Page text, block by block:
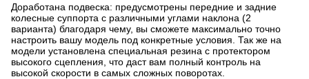
Доработана подвеска: предусмотрены передние и задние
колесные суппорта с различными углами наклона (2
варианта) благодаря чему, вы сможете максимально точно
настроить вашу модель под конкретные условия. Так же на
модели установлена специальная резина с протектором
высокого сцепления, что даст вам полный контроль на
высокой скорости в самых сложных поворотах.